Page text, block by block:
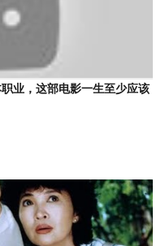
业，这部电影一生至少应该